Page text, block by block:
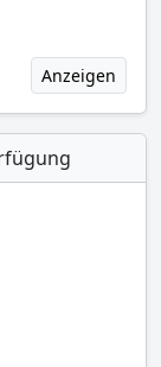
Anzeigen